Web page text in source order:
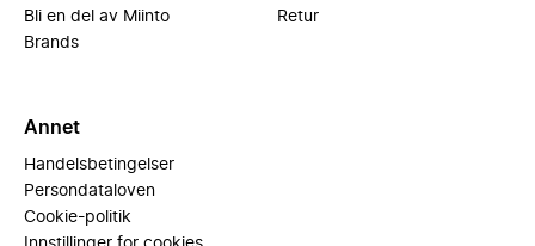
Bli en del av Miinto
Brands
Retur
Annet
Handelsbetingelser
Persondataloven
Cookie-politik